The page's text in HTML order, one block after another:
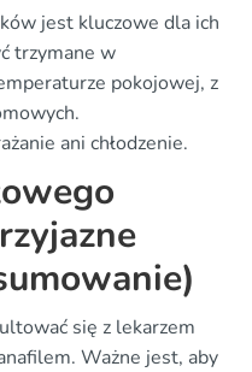
jest kluczowe dla ich
trzymane w
pokojowej, z
ani chłodzenie.
się z lekarzem
Ważne jest, aby